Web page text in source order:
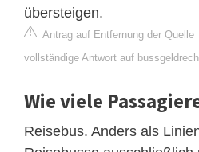
übersteigen.
Antrag auf Entfernung der Quelle
vollständige Antwort auf
Wie viele
Reisebus. Anders als